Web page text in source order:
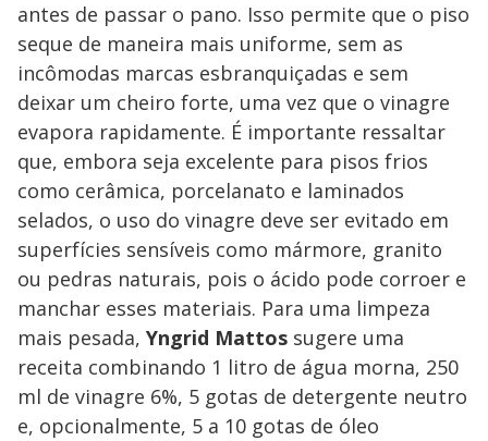
antes de passar o pano. Isso permite que o piso
seque de maneira mais uniforme, sem as
incômodas marcas esbranquiçadas e sem
deixar um cheiro forte, uma vez que o vinagre
evapora rapidamente. É importante ressaltar
que, embora seja excelente para pisos frios
como cerâmica, porcelanato e laminados
selados, o uso do vinagre deve ser evitado em
superfícies sensíveis como mármore, granito
ou pedras naturais, pois o ácido pode corroer e
manchar esses materiais. Para uma limpeza
mais pesada, Yngrid Mattos sugere uma
receita combinando 1 litro de água morna, 250
ml de vinagre 6%, 5 gotas de detergente neutro
e, opcionalmente, 5 a 10 gotas de óleo